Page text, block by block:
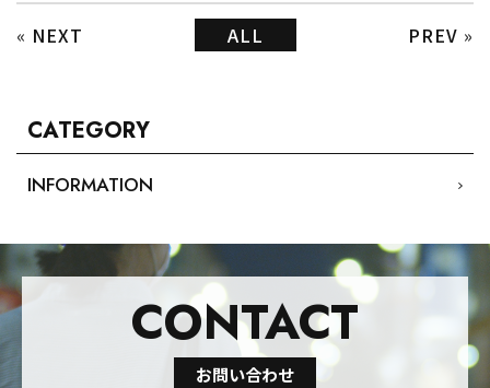
« NEXT ALL PREV »
CATEGORY
INFORMATION
CONTACT
お問い合わせ